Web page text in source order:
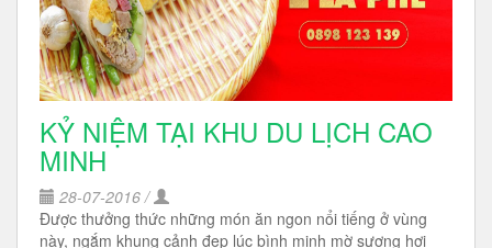
KỶ NIỆM TẠI KHU DU LỊCH CAO
MINH
28-07-2016 /
Được thưởng thức những món ăn ngon nổi tiếng ở vùng
này, ngắm khung cảnh đẹp lúc bình minh mờ sương hơi